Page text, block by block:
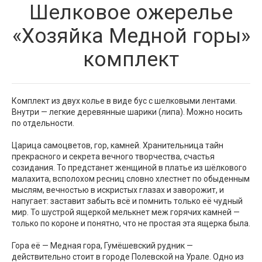
Шелковое ожерелье
«Хозяйка Медной горы»
комплект
Комплект из двух колье в виде бус с шелковыми лентами.
Внутри — легкие деревянные шарики (липа). Можно носить
по отдельности.
Царица самоцветов, гор, камней. Хранительница тайн
прекрасного и секрета вечного творчества, счастья
созидания. То предстанет женщиной в платье из шёлкового
малахита, всполохом ресниц словно хлестнет по обыденным
мыслям, вечностью в искристых глазах и заворожит, и
напугает: заставит забыть всё и помнить только её чудный
мир. То шустрой ящеркой мелькнет меж горячих камней —
только по короне и понятно, что не простая эта ящерка была.
Гора её — Медная гора, Гумёшевский рудник —
действительно стоит в городе Полевской на Урале. Одно из